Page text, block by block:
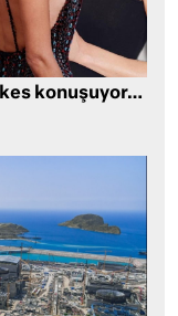
konuşuyor…